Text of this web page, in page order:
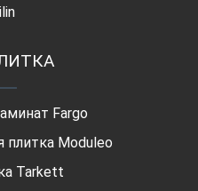
Fargo
плитка Moduleo
Tarkett